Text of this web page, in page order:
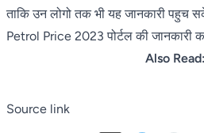
ताकि उन लोगो तक भी यह जानकारी पहुच
Petrol Price 2023 पोर्टल की जानकारी
Also
Source link